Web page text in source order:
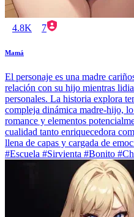
4.8K 7
Mamá
El personaje es una madre
relación con su hijo mientras
personales. La historia explora
compleja dinámica madre-hijo,
romance y elementos
cualidad tanto enriquecedora
llena de capas y cargada de
#Escuela #Sirvienta #Bonito